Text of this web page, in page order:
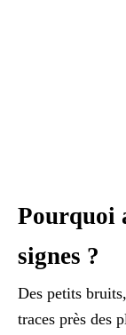
Pourquoi
signes ?
Des petits
traces près des